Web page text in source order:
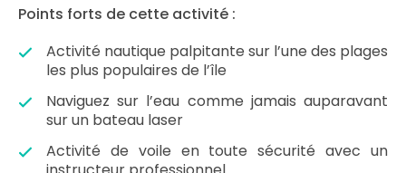
Points forts de cette activité :
Activité nautique palpitante sur l’une des plages
les plus populaires de l’île
Naviguez sur l’eau comme jamais auparavant
sur un bateau laser
Activité de voile en toute sécurité avec un